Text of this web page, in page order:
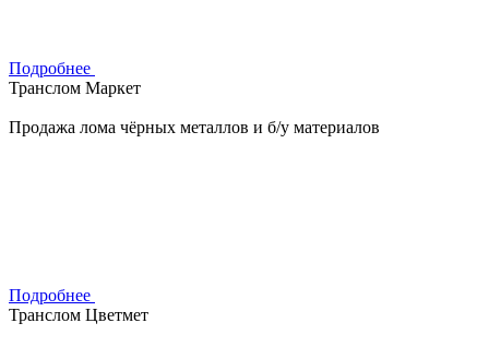
Подробнее
Транслом Маркет
Продажа лома чёрных металлов и б/у материалов
Подробнее
Транслом Цветмет